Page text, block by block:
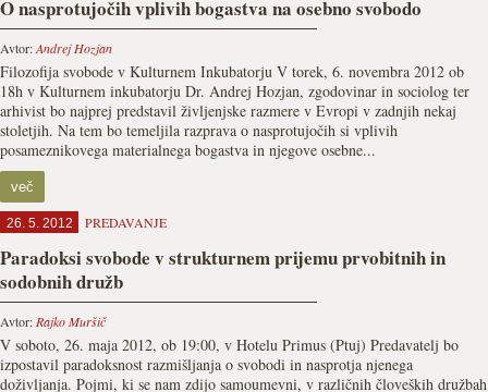
O nasprotujočih vplivih bogastva na osebno svobodo
Avtor:Andrej Hozjan
Filozofija svobode v Kulturnem Inkubatorju V torek, 6. novembra 2012 ob
18h v Kulturnem inkubatorju Dr. Andrej Hozjan, zgodovinar in sociolog ter
arhivist bo najprej predstavil življenjske razmere v Evropi v zadnjih nekaj
stoletjih. Na tem bo temeljila razprava o nasprotujočih si vplivih
posameznikovega materialnega bogastva in njegove osebne...
več
26. 5. 2012 PREDAVANJE
Paradoksi svobode v strukturnem prijemu prvobitnih in
sodobnih družb
Avtor: Rajko Muršič
V soboto, 26. maja 2012, ob 19:00, v Hotelu Primus (Ptuj) Predavatelj bo
izpostavil paradoksnost razmišljanja o svobodi in nasprotja njenega
doživljanja. Pojmi, ki se nam zdijo samoumevni, v različnih človeških družbah